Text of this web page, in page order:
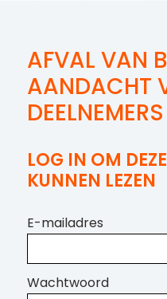
AFVAL VAN
AANDACHT
DEELNEMERS
LOG IN OM
KUNNEN LEZEN
E-mailadres
Wachtwoord